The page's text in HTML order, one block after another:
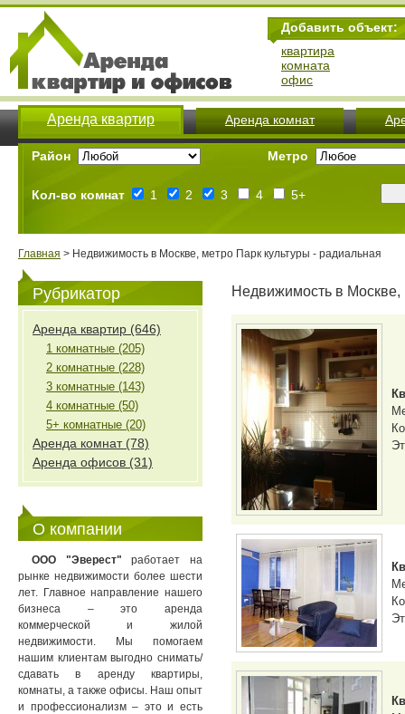
Добавить объект:
квартира
комната
офис
Аренда квартир Аренда комнат
Район Метро
Кол-во комнат 1 2 3 4 5+
Главная > Недвижимость в Москве, метро Парк культуры - радиальная
Рубрикатор
Аренда квартир (646)
1 комнатные (205)
2 комнатные (228)
3 комнатные (143)
4 комнатные (50)
5+ комнатные (20)
Аренда комнат (78)
Аренда офисов (31)
О компании
ООО "Эверест" работает на
рынке недвижимости более шести
лет. Главное направление нашего
бизнеса – это аренда
коммерческой и жилой
недвижимости. Мы помогаем
нашим клиентам выгодно снимать/
сдавать в аренду квартиры,
комнаты, а также офисы. Наш опыт
и профессионализм – это и есть
Недвижимость в Москве,